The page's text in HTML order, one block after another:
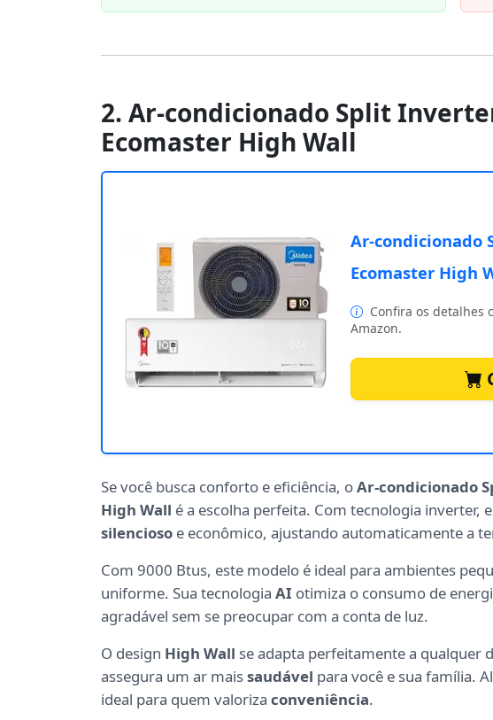
2. Ar-condicionado Split
Ecomaster High Wall
Ar-condicionado
Ecomaster High
Confira os detalhes
Amazon.
Se você busca conforto e eficiência, oAr-condicionado
High Wall é a escolha perfeita. Com tecnologia inverter,
silencioso e econômico, ajustando automaticamente a
Com 9000 Btus, este modelo é ideal para ambientes
uniforme. Sua tecnologia AI otimiza o consumo de
agradável sem se preocupar com a conta de luz.
O design High Wall se adapta perfeitamente a qualquer
assegura um ar maissaudável para você e sua família.
ideal para quem valoriza conveniência.